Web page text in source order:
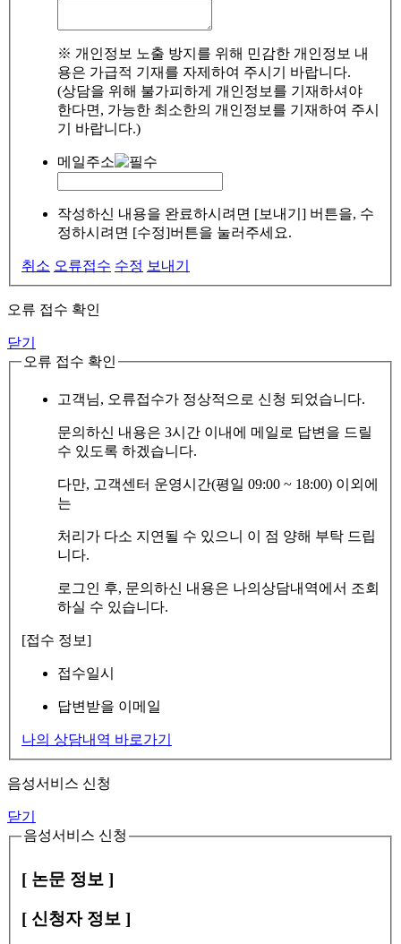
※ 개인정보 노출 방지를 위해 민감한 개인정보 내
용은 가급적 기재를 자제하여 주시기 바랍니다.
(상담을 위해 불가피하게 개인정보를 기재하셔야
한다면, 가능한 최소한의 개인정보를 기재하여 주시
기 바랍니다.)
메일주소
작성하신 내용을 완료하시려면 [보내기] 버튼을, 수
정하시려면 [수정]버튼을 눌러주세요.
취소 오류접수 수정 보내기
오류 접수 확인
닫기
오류 접수 확인
고객님, 오류접수가 정상적으로 신청 되었습니다.
문의하신 내용은 3시간 이내에 메일로 답변을 드릴
수 있도록 하겠습니다.
다만, 고객센터 운영시간(평일 09:00 ~ 18:00) 이외에
는
처리가 다소 지연될 수 있으니 이 점 양해 부탁 드립
니다.
로그인 후, 문의하신 내용은 나의상담내역에서 조회
하실 수 있습니다.
[접수 정보]
접수일시
답변받을 이메일
나의 상담내역 바로가기
음성서비스 신청
닫기
음성서비스 신청
[ 논문 정보 ]
[ 신청자 정보 ]